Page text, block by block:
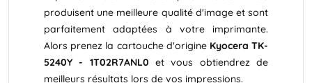
produisent une meilleure qualité d'image et sont
parfaitement adaptées à votre imprimante.
Alors prenez la cartouche d'origine Kyocera TK-
5240Y - 1T02R7ANL0 et vous obtiendrez de
meilleurs résultats lors de vos impressions.